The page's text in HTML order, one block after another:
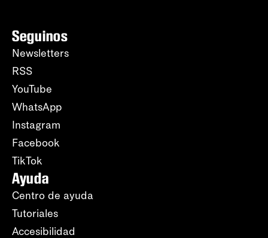
Seguinos
Newsletters
RSS
YouTube
WhatsApp
Instagram
Facebook
TikTok
Ayuda
Centro de ayuda
Tutoriales
Accesibilidad